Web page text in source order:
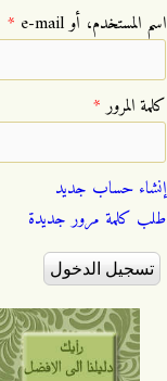
‏اسم المستخدم، أو e-mail ‏ *
‏كلمة المرور ‏*
إنشاء حساب جديد
طلب كلمة مرور جديدة